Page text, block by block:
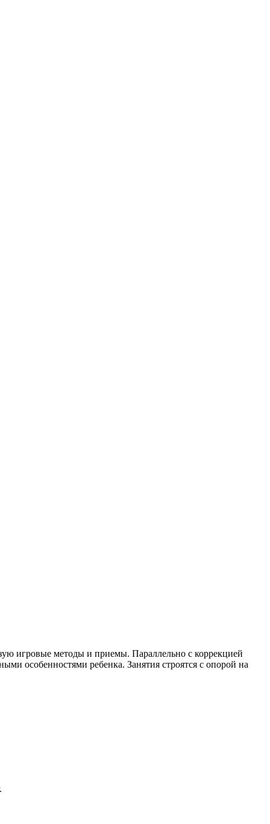
игровые методы и приемы. Параллельно с коррекцией
особенностями ребенка. Занятия строятся с опорой на